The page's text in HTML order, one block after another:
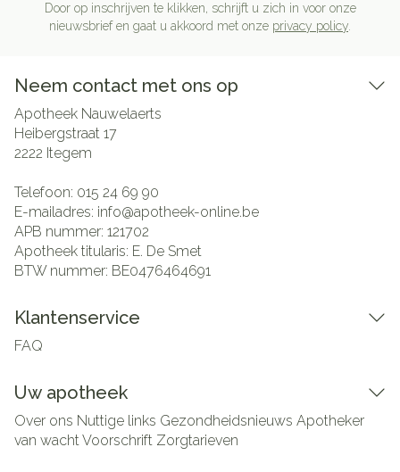
Door op inschrijven te klikken, schrijft u zich in voor onze
nieuwsbrief en gaat u akkoord met onze privacy policy
Neem contact met ons op
Apotheek Nauwelaerts
Heibergstraat 17
2222 Itegem
Telefoon: 015 24 69 90
E-mailadres: info@apotheek-online.be
APB nummer: 121702
Apotheek titularis: E. De Smet
BTW nummer: BE0476464691
Klantenservice
FAQ
Uw apotheek
Over ons Nuttige links Gezondheidsnieuws Apotheker
van wachtVoorschrift Zorgtarieven